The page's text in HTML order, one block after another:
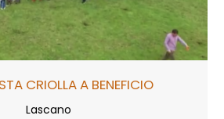
CRIOLLA A BENEFICIO
Lascano